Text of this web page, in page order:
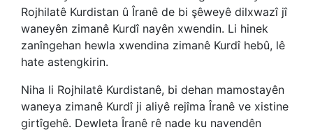
Rojhilatê Kurdistan û Îranê de bi şêweyê dilxwazî jî
waneyên zimanê Kurdî nayên xwendin. Li hinek
zanîngehan hewla xwendina zimanê Kurdî hebû, lê
hate astengkirin.
Niha li Rojhilatê Kurdistanê, bi dehan mamostayên
waneya zimanê Kurdî ji aliyê rejîma Îranê ve xistine
girtîgehê. Dewleta Îranê rê nade ku navendên